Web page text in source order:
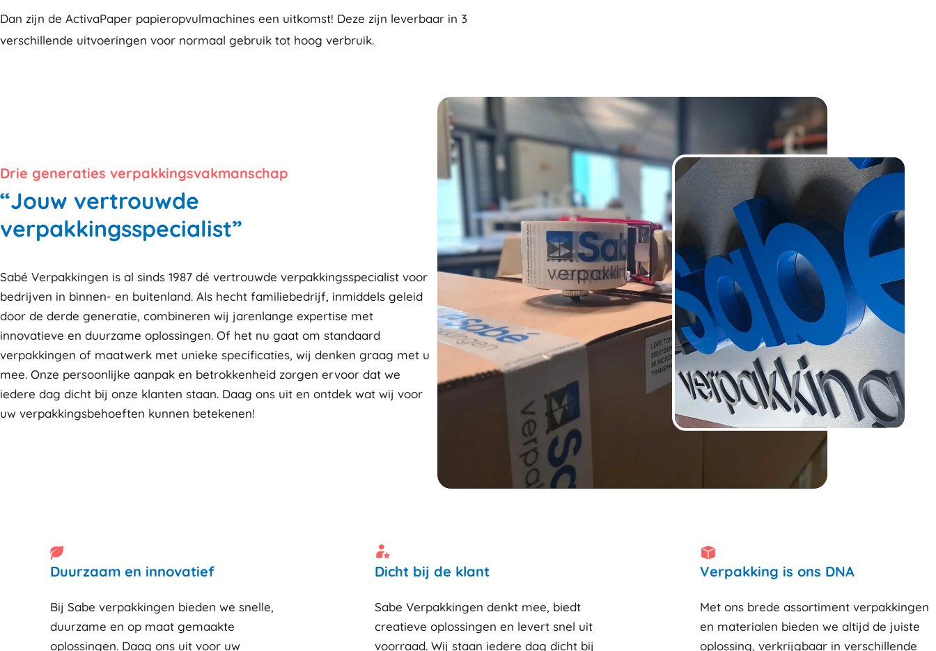
Dan zijn de ActivaPaper papieropvulmachines een uitkomst! Deze zijn leverbaar in 3
verschillende uitvoeringen voor normaal gebruik tot hoog verbruik.
Drie generaties verpakkingsvakmanschap
“Jouw vertrouwde
verpakkingsspecialist”
Sabé Verpakkingen is al sinds 1987 dé vertrouwde verpakkingsspecialist voor
bedrijven in binnen- en buitenland. Als hecht familiebedrijf, inmiddels geleid
door de derde generatie, combineren wij jarenlange expertise met
innovatieve en duurzame oplossingen. Of het nu gaat om standaard
verpakkingen of maatwerk met unieke specificaties, wij denken graag met u
mee. Onze persoonlijke aanpak en betrokkenheid zorgen ervoor dat we
iedere dag dicht bij onze klanten staan. Daag ons uit en ontdek wat wij voor
uw verpakkingsbehoeften kunnen betekenen!
Duurzaam en innovatief
Bij Sabe verpakkingen bieden we snelle,
duurzame en op maat gemaakte
oplossingen. Daag ons uit voor uw
Dicht bij de klant
Sabe Verpakkingen denkt mee, biedt
creatieve oplossingen en levert snel uit
voorraad. Wij staan iedere dag dicht bij
Verpakking is ons DNA
Met ons brede assortiment verpakkingen
en materialen bieden we altijd de juiste
oplossing, verkrijgbaar in verschillende